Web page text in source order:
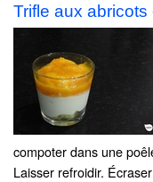
Trifle aux abricots
compoter dans une
Laisser refroidir.